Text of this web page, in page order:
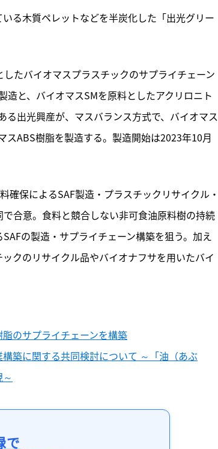
る木質ペレットなどを半炭化した「出光グリー
たバイオマスプラスチックのサプライチェーン
と、バイオマスSMを原料としたアクリロニト
る出光興産が、マスバランス方式で、バイオマス
ABS樹脂を製造する。製造開始は2023年10月
保によるSAF製造・プラスチックリサイクル・
合意。食料と競合しない非可食油原料樹の持続
の製造・サプライチェーン構築を狙う。加え
クのリサイクル品やバイオナフサを用いたバイ
のサプライチェーンを構築
築に関する共同検討について ～「油（あぶ
で